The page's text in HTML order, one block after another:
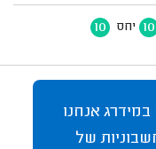
10 יחס 10
אנחנו
של